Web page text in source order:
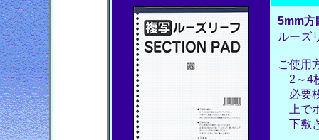
5mm方
ルーズ
ご使用
2～4
必要
上で
下敷